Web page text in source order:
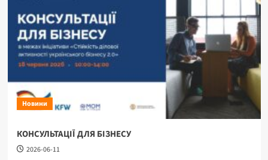
Новини
КОНСУЛЬТАЦІЇ ДЛЯ БІЗНЕСУ
2026-06-11